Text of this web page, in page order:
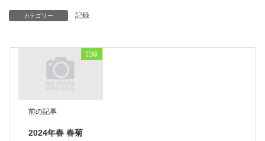
カテゴリー 記録
記録
前の記事
2024年春 春菊